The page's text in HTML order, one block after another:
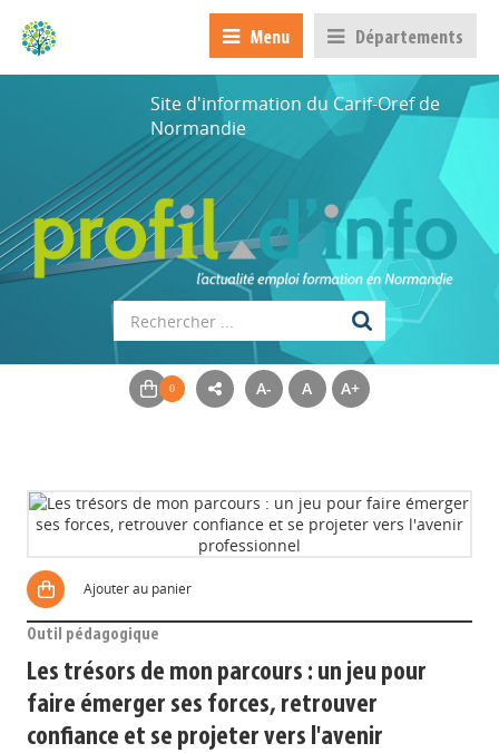
Menu Départements
Site d'information du Carif-Oref de
Normandie
A- A A+
Ajouter au panier
Outil pédagogique
Les trésors de mon parcours : un jeu pour
faire émerger ses forces, retrouver
confiance et se projeter vers l'avenir